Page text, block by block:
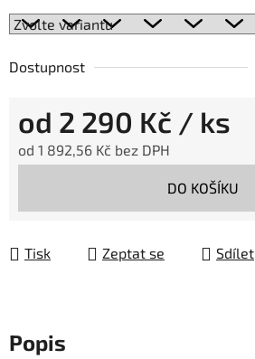
Dostupnost
od 2 290 Kč / ks
od 1 892,56 Kč bez DPH
DO KOŠÍKU
Tisk Zeptat se Sdílet
Popis